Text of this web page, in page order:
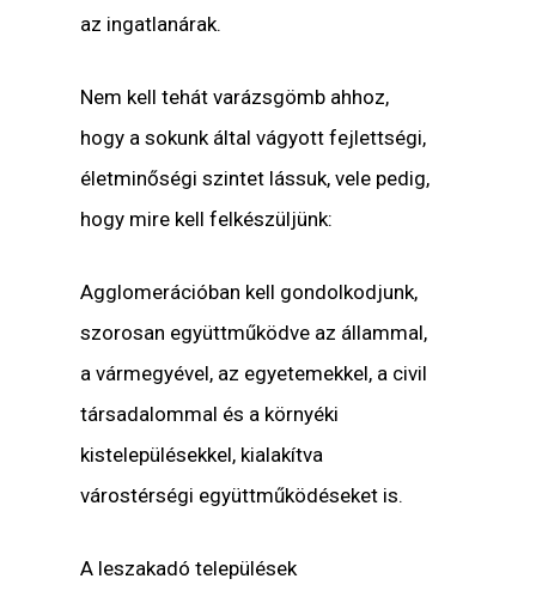
az ingatlanárak.
Nem kell tehát varázsgömb ahhoz,
hogy a sokunk által vágyott fejlettségi,
életminőségi szintet lássuk, vele pedig,
hogy mire kell felkészüljünk:
Agglomerációban kell gondolkodjunk,
szorosan együttműködve az állammal,
a vármegyével, az egyetemekkel, a civil
társadalommal és a környéki
kistelepülésekkel, kialakítva
várostérségi együttműködéseket is.
A leszakadó települések